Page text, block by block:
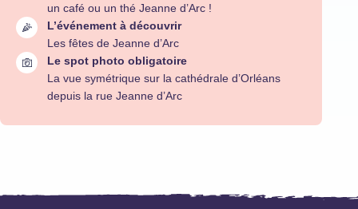
un café ou un thé Jeanne d’Arc !
L’événement à découvrir
Les fêtes de Jeanne d’Arc
Le spot photo obligatoire
La vue symétrique sur la cathédrale d’Orléans
depuis la rue Jeanne d’Arc